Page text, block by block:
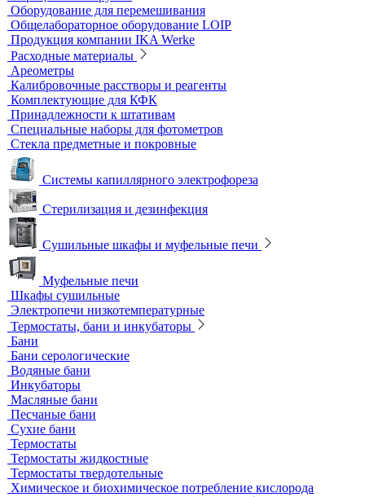
Оборудование для отбора проб воздуха
Аналитичесике фильтры
Аспираторы
Пробоотборники
Сорбционные трубки
Оборудование для перемешивания
Общелабораторное оборудование LOIP
Продукция компании IKA Werke
Расходные материалы
Ареометры
Калибровочные расстворы и реагенты
Комплектующие для КФК
Принадлежности к штативам
Специальные наборы для фотометров
Стекла предметные и покровные
Системы капиллярного электрофореза
Стерилизация и дезинфекция
Сушильные шкафы и муфельные печи
Шкафы сушильные
Электропечи низкотемпературные
Термостаты, бани и инкубаторы
Бани
Бани серологические
Водяные бани
Инкубаторы
Масляные бани
Песчаные бани